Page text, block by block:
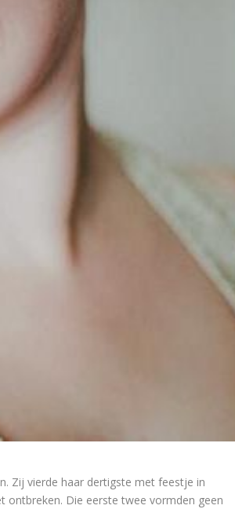
Zij vierde haar dertigste met feestje in
ontbreken. Die eerste twee vormden geen